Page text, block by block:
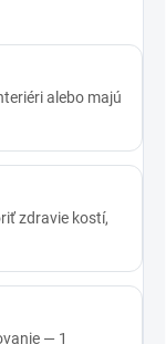
alebo majú
zdravie kostí,
— 1